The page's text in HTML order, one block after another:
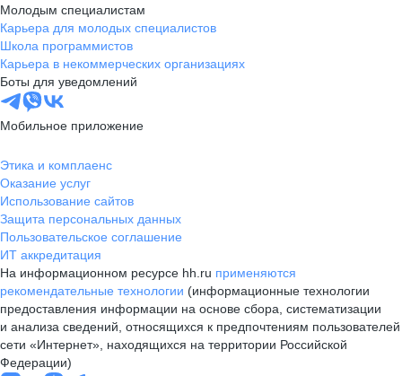
Молодым специалистам
Карьера для молодых специалистов
Школа программистов
Карьера в некоммерческих организациях
Боты для уведомлений
Мобильное приложение
Этика и комплаенс
Оказание услуг
Использование сайтов
Защита персональных данных
Пользовательское соглашение
ИТ аккредитация
На информационном ресурсе hh.ru применяются
рекомендательные технологии (информационные технологии
предоставления информации на основе сбора, систематизации
и анализа сведений, относящихся к предпочтениям пользователей
сети «Интернет», находящихся на территории Российской
Федерации)